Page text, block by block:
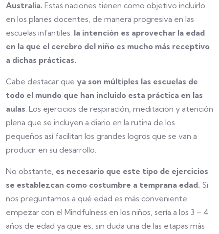
Australia. Estas naciones tienen como objetivo incluirlo
en los planes docentes, de manera progresiva en las
escuelas infantiles: la intención es aprovechar la edad
en la que el cerebro del niño es mucho más receptivo
a dichas prácticas.
Cabe destacar que ya son múltiples las escuelas de
todo el mundo que han incluido esta práctica en las
aulas. Los ejercicios de respiración, meditación y atención
plena que se incluyen a diario en la rutina de los
pequeños así facilitan los grandes logros que se van a
producir en su desarrollo.
No obstante, es necesario que este tipo de ejercicios
se establezcan como costumbre a temprana edad. Si
nos preguntamos a qué edad es más conveniente
empezar con el Mindfulness en los niños, sería a los 3 – 4
años de edad ya que es, sin duda una de las etapas más